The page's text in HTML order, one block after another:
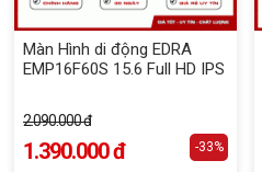
Màn Hình di động EDRA
EMP16F60S 15.6 Full HD IPS
2.090.000 đ
1.390.000 đ -33%